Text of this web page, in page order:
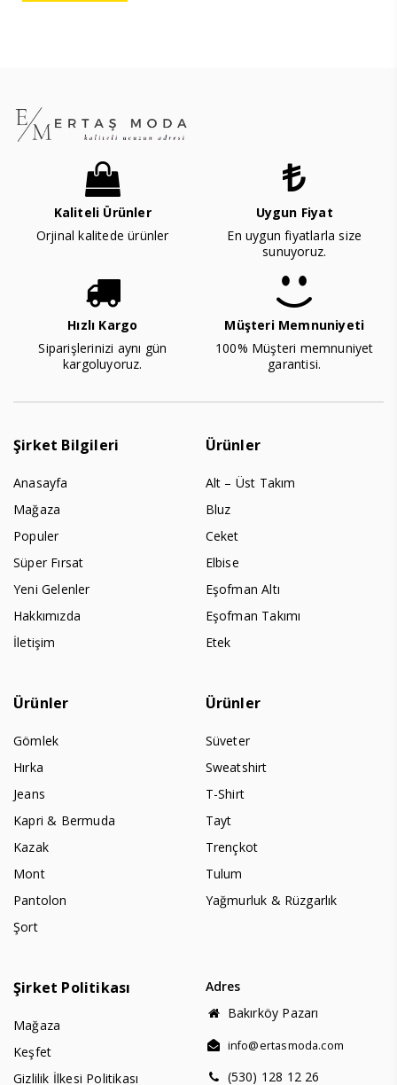
Kaliteli Ürünler
Orjinal kalitede ürünler
Uygun Fiyat
En uygun fiyatlarla size
sunuyoruz.
Hızlı Kargo
Siparişlerinizi aynı gün
kargoluyoruz.
Müşteri Memnuniyeti
100% Müşteri memnuniyet
garantisi.
Şirket Bilgileri
Anasayfa
Mağaza
Populer
Süper Fırsat
Yeni Gelenler
Hakkımızda
İletişim
Ürünler
Alt – Üst Takım
Bluz
Ceket
Elbise
Eşofman Altı
Eşofman Takımı
Etek
Ürünler
Gömlek
Hırka
Jeans
Kapri & Bermuda
Kazak
Mont
Pantolon
Şort
Ürünler
Süveter
Sweatshirt
T-Shirt
Tayt
Trençkot
Tulum
Yağmurluk & Rüzgarlık
Şirket Politikası
Mağaza
Keşfet
Gizlilik İlkesi Politikası
Adres
Bakırköy Pazarı
info@ertasmoda.com
(530) 128 12 26